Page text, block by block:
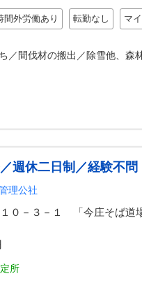
間外労働あり 転勤なし マ
／間伐材の搬出／除雪他、森
週休二日制／経験不問
理公社
０－３－１ 「今庄そば道
所